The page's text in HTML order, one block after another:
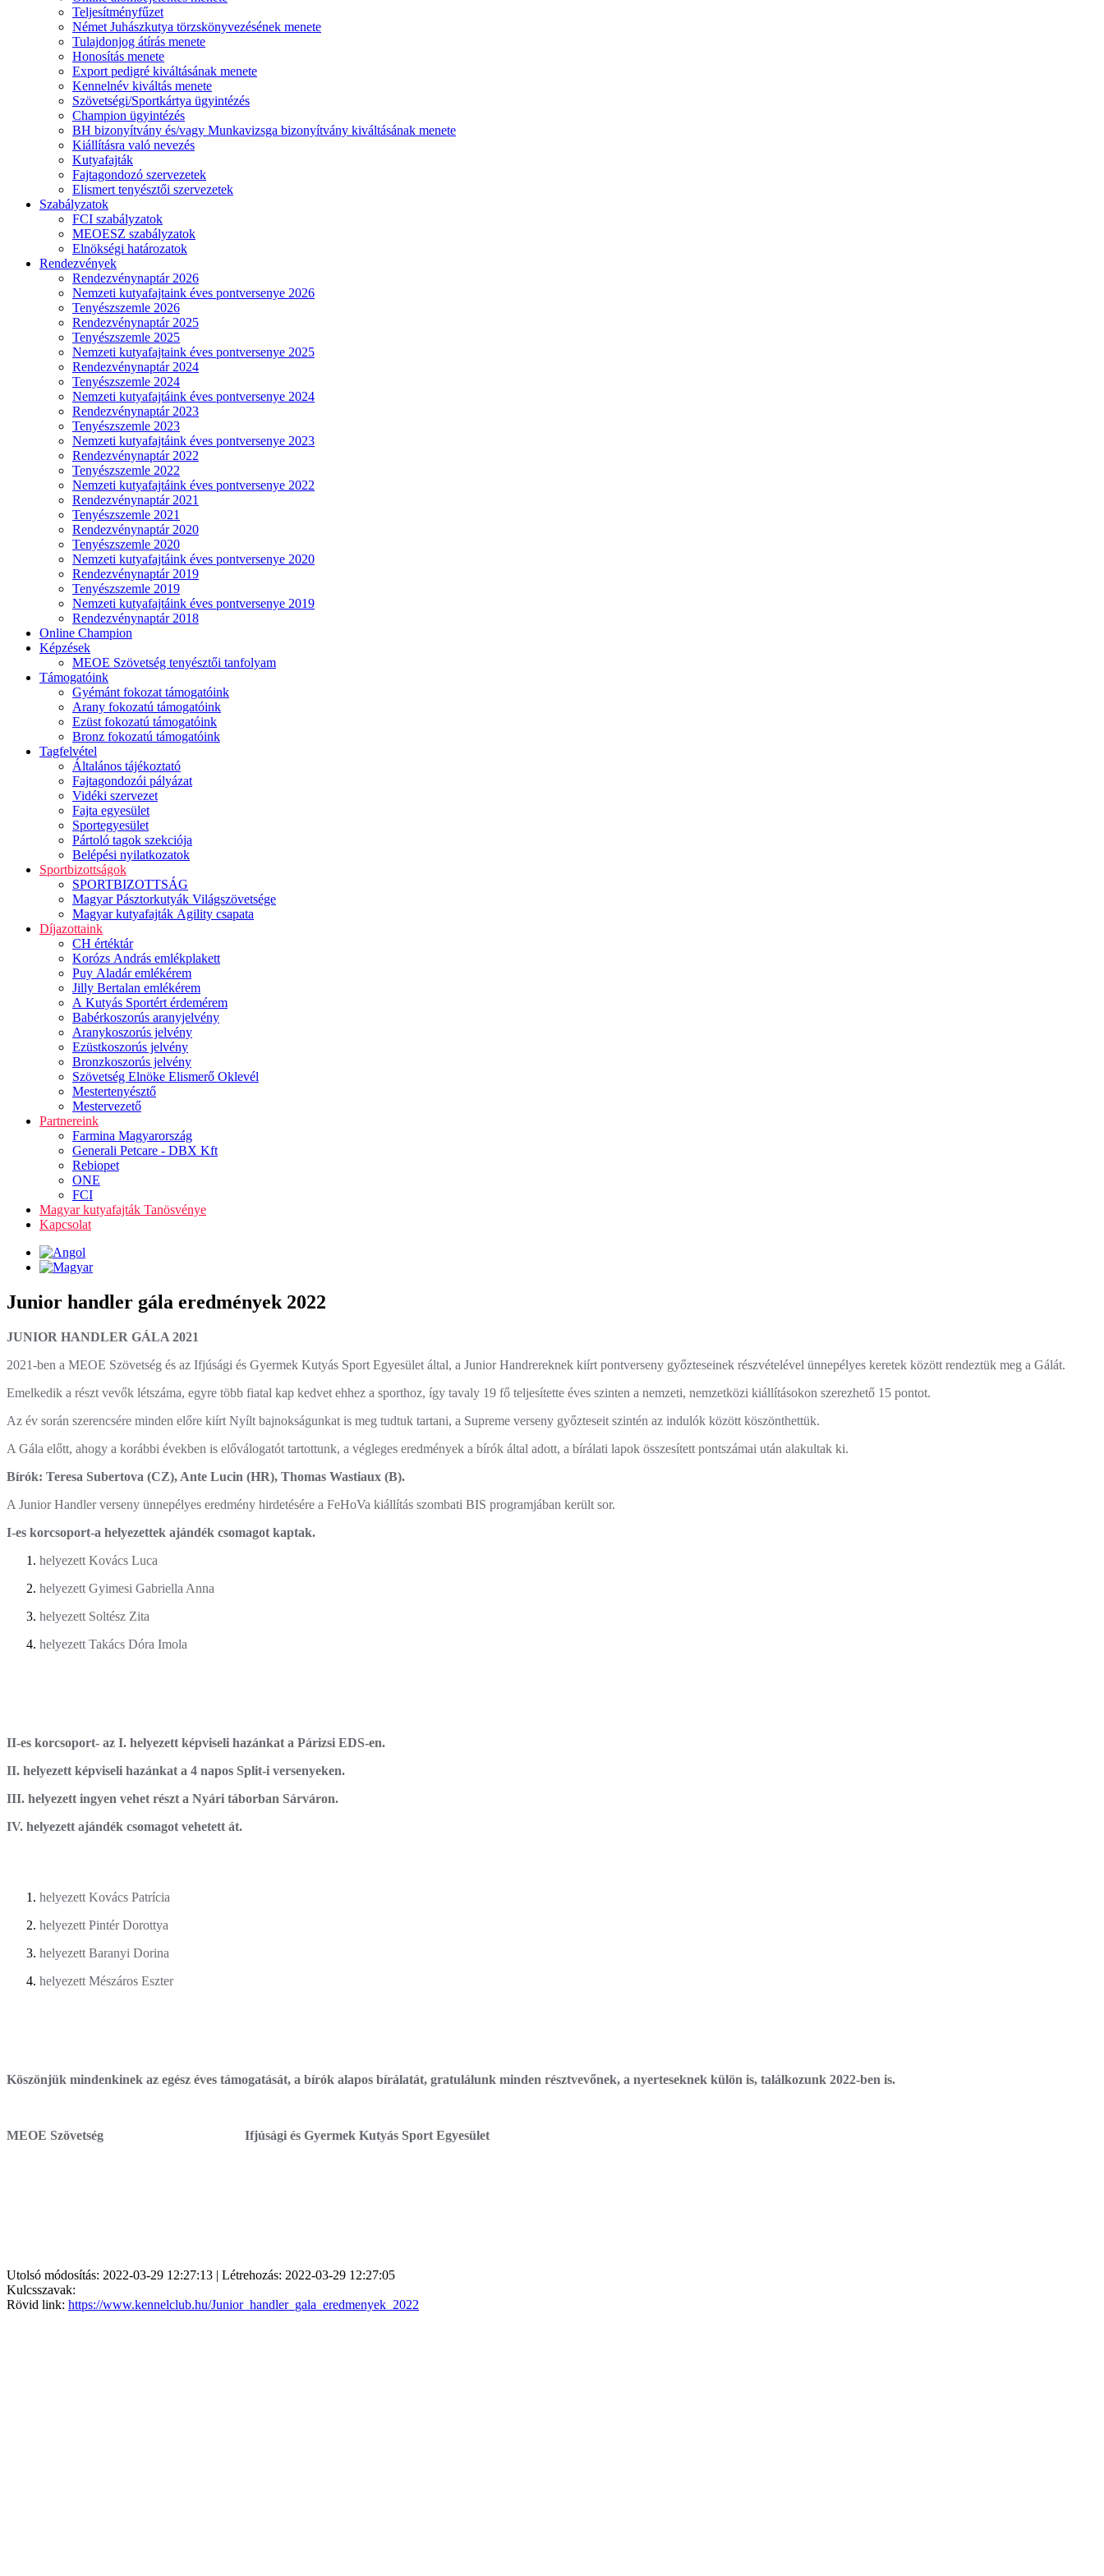
Teljesítményfűzet
Német Juhászkutya törzskönyvezésének menete
Tulajdonjog átírás menete
Honosítás menete
Export pedigré kiváltásának menete
Kennelnév kiváltás menete
Szövetségi/Sportkártya ügyintézés
Champion ügyintézés
BH bizonyítvány és/vagy Munkavizsga bizonyítvány kiváltásának menete
Kiállításra való nevezés
Kutyafajták
Fajtagondozó szervezetek
Elismert tenyésztői szervezetek
Szabályzatok
FCI szabályzatok
MEOESZ szabályzatok
Elnökségi határozatok
Rendezvények
Rendezvénynaptár 2026
Nemzeti kutyafajtaink éves pontversenye 2026
Tenyészszemle 2026
Rendezvénynaptár 2025
Tenyészszemle 2025
Nemzeti kutyafajtaink éves pontversenye 2025
Rendezvénynaptár 2024
Tenyészszemle 2024
Nemzeti kutyafajtáink éves pontversenye 2024
Rendezvénynaptár 2023
Tenyészszemle 2023
Nemzeti kutyafajtáink éves pontversenye 2023
Rendezvénynaptár 2022
Tenyészszemle 2022
Nemzeti kutyafajtáink éves pontversenye 2022
Rendezvénynaptár 2021
Tenyészszemle 2021
Rendezvénynaptár 2020
Tenyészszemle 2020
Nemzeti kutyafajtáink éves pontversenye 2020
Rendezvénynaptár 2019
Tenyészszemle 2019
Nemzeti kutyafajtáink éves pontversenye 2019
Rendezvénynaptár 2018
Online Champion
Képzések
MEOE Szövetség tenyésztői tanfolyam
Támogatóink
Gyémánt fokozat támogatóink
Arany fokozatú támogatóink
Ezüst fokozatú támogatóink
Bronz fokozatú támogatóink
Tagfelvétel
Általános tájékoztató
Fajtagondozói pályázat
Vidéki szervezet
Fajta egyesület
Sportegyesület
Pártoló tagok szekciója
Belépési nyilatkozatok
Sportbizottságok
SPORTBIZOTTSÁG
Magyar Pásztorkutyák Világszövetsége
Magyar kutyafajták Agility csapata
Díjazottaink
CH értéktár
Korózs András emlékplakett
Puy Aladár emlékérem
Jilly Bertalan emlékérem
A Kutyás Sportért érdemérem
Babérkoszorús aranyjelvény
Aranykoszorús jelvény
Ezüstkoszorús jelvény
Bronzkoszorús jelvény
Szövetség Elnöke Elismerő Oklevél
Mestertenyésztő
Mestervezető
Partnereink
Farmina Magyarország
Generali Petcare - DBX Kft
Rebiopet
ONE
FCI
Magyar kutyafajták Tanösvénye
Kapcsolat
Junior handler gála eredmények 2022
JUNIOR HANDLER GÁLA 2021
2021-ben a MEOE Szövetség és az Ifjúsági és Gyermek Kutyás Sport Egyesület által, a Junior Handrereknek kiírt pontverseny győzteseinek részvételével ünnepélyes keretek között rendeztük meg a Gálát.
Emelkedik a részt vevők létszáma, egyre több fiatal kap kedvet ehhez a sporthoz, így tavaly 19 fő teljesítette éves szinten a nemzeti, nemzetközi kiállításokon szerezhető 15 pontot.
Az év során szerencsére minden előre kiírt Nyílt bajnokságunkat is meg tudtuk tartani, a Supreme verseny győzteseit szintén az indulók között köszönthettük.
A Gála előtt, ahogy a korábbi években is előválogatót tartottunk, a végleges eredmények a bírók által adott, a bírálati lapok összesített pontszámai után alakultak ki.
Bírók: Teresa Subertova (CZ), Ante Lucin (HR), Thomas Wastiaux (B).
A Junior Handler verseny ünnepélyes eredmény hirdetésére a FeHoVa kiállítás szombati BIS programjában került sor.
I-es korcsoport-a helyezettek ajándék csomagot kaptak.
helyezett Kovács Luca
helyezett Gyimesi Gabriella Anna
helyezett Soltész Zita
helyezett Takács Dóra Imola
II-es korcsoport- az I. helyezett képviseli hazánkat a Párizsi EDS-en.
II. helyezett képviseli hazánkat a 4 napos Split-i versenyeken.
III. helyezett ingyen vehet részt a Nyári táborban Sárváron.
IV. helyezett ajándék csomagot vehetett át.
helyezett Kovács Patrícia
helyezett Pintér Dorottya
helyezett Baranyi Dorina
helyezett Mészáros Eszter
Köszönjük mindenkinek az egész éves támogatását, a bírók alapos bírálatát, gratulálunk minden résztvevőnek, a nyerteseknek külön is, találkozunk 2022-ben is.
MEOE Szövetség Ifjúsági és Gyermek Kutyás Sport Egyesület
Utolsó módosítás: 2022-03-29 12:27:13 | Létrehozás: 2022-03-29 12:27:05
Kulcsszavak:
Rövid link: https://www.kennelclub.hu/Junior_handler_gala_eredmenyek_2022